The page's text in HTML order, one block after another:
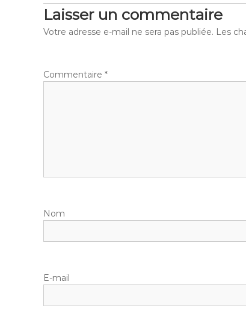
Laisser un commentaire
Votre adresse e-mail ne sera pas publiée. Les
Commentaire *
Nom
E-mail